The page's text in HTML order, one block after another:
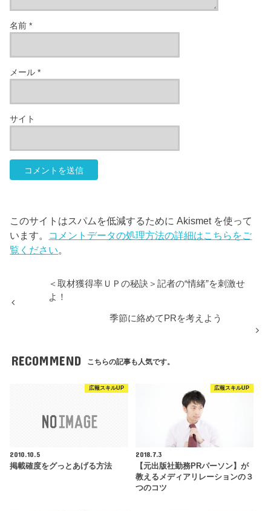
名前*
メール*
サイト
このサイトはスパムを低減するために Akismet を使って
います。 コメントデータの処理方法の詳細はこちらをご
覧ください。
＜取材獲得率ＵＰの秘訣＞記者の“情緒”を刺激せ
よ！
季節に絡めてPRを考えよう
RECOMMEND こちらの記事も人気です。
広報スキルUP
2010.10.5
掲載確度をグっとあげる方法
広報スキルUP
2018.7.3
【元出版社勤務PRパーソン】が
教えるメディアリレーションの３
つのコツ